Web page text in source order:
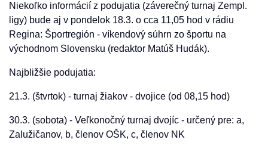
Niekoľko informácií z podujatia (záverečný turnaj Zempl.
ligy) bude aj v pondelok 18.3. o cca 11,05 hod v rádiu
Regina: Športregión - víkendový súhrn zo športu na
východnom Slovensku (redaktor Matúš Hudák).
Najbližšie podujatia:
21.3. (štvrtok) - turnaj žiakov - dvojice (od 08,15 hod)
30.3. (sobota) - Veľkonočný turnaj dvojíc - určený pre: a,
Zalužičanov, b, členov OŠK, c, členov NK